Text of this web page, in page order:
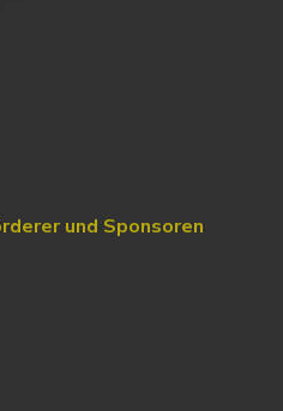
und Sponsoren